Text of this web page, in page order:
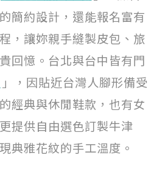
簡約設計，還能報名富有
，讓妳親手縫製皮包、旅
回憶。台北與台中皆有門
」，因貼近台灣人腳形備受
經典與休閒鞋款，也有女
提供自由選色訂製牛津
典雅花紋的手工溫度。